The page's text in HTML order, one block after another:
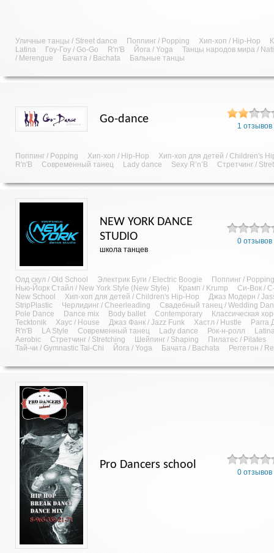
Уличные танцы / Street dance Поппинг / Popping Хип-хоп / Hip-Hop
Latina
Гоу-Гоу / Go-Go R'n'B Йога / Yoga
Танцы народов мира /
/ Merengue
Бачата / Bachata Бальные танцы
Go-dance
1 отзывов
Поппинг / Popping Хип-хоп / Hip-Hop
Хип-хоп для детей / Children's
R'n'B
Современный танец Lady dance Sexy R’n’B Стретчинг /
NEW YORK DANCE
STUDIO
школа танцев
0 отзывов
Олд скул / Old School Электрик Буги / Electric Boogie
Поппинг / Popping
Нью-Йорк Стайл / New York Style (New Style)
Крамп / Krump
Си-Вок /
New School
Хип-хоп для детей / Children's Hip-Hop
Джаз Модерн /
StripPlastic
Черлидинг / Cheerleading
Свадебный танец / Wedding
Pole Dance
Dance mix Body ballet Contemporary
Классическая
Tecktonik
Хаус / House Джаз Фанк / Jazz Funk Хастл / Hustle
Рагга
R'n'B
LA Style Современный танец Lady dance Рок-н-ролл
Aerobic
Стретчинг / Stretching Шейпинг / Shaping
Пилатес / Pilates
Тай-чи / Gymnastic Tai-Chi
Йога / Yoga Бачата / Bachata Реггетон /
Pro Dancers school
0 отзывов